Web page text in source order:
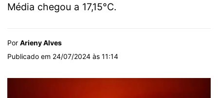
Média chegou a 17,15°C.
Por Arieny Alves
Publicado em 24/07/2024 às 11:14